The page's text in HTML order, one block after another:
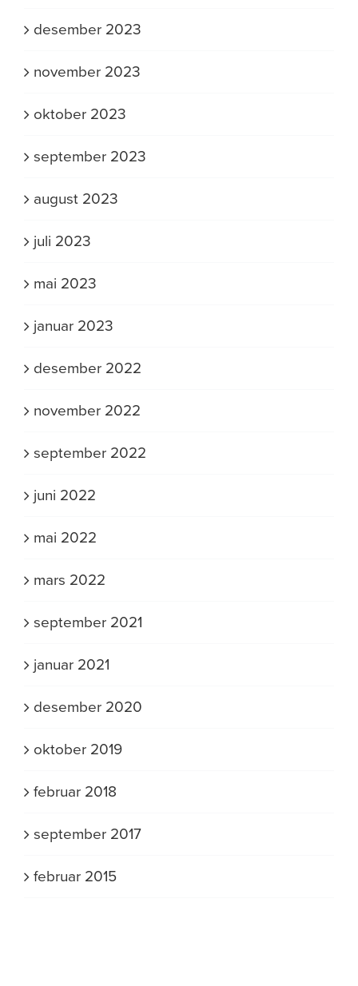
desember 2023
november 2023
oktober 2023
september 2023
august 2023
juli 2023
mai 2023
januar 2023
desember 2022
november 2022
september 2022
juni 2022
mai 2022
mars 2022
september 2021
januar 2021
desember 2020
oktober 2019
februar 2018
september 2017
februar 2015